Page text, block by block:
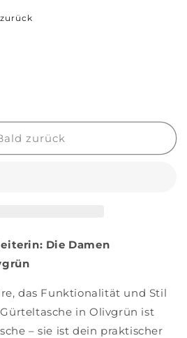
zurück
Die Damen
das Funktionalität und Stil
in Olivgrün ist
– sie ist dein praktischer